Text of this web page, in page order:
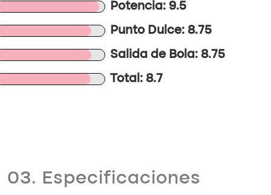
Potencia: 9.5
Punto Dulce: 8.75
Salida de Bola: 8.75
Total: 8.7
03. Especificaciones